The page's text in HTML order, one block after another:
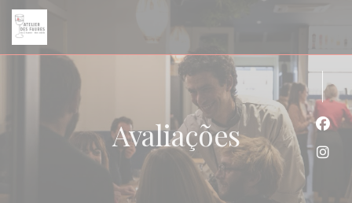
Painel de Gerenciamento de Cookies
Avaliações